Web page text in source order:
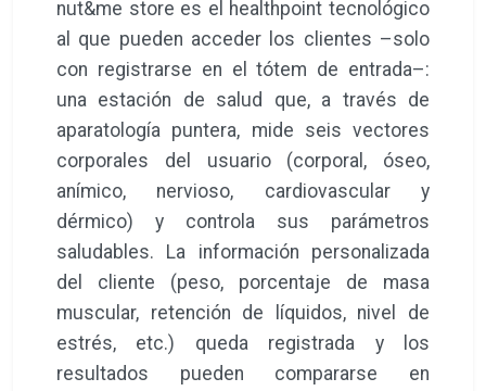
nut&me store es el healthpoint tecnológico
al que pueden acceder los clientes –solo
con registrarse en el tótem de entrada–:
una estación de salud que, a través de
aparatología puntera, mide seis vectores
corporales del usuario (corporal, óseo,
anímico, nervioso, cardiovascular y
dérmico) y controla sus parámetros
saludables. La información personalizada
del cliente (peso, porcentaje de masa
muscular, retención de líquidos, nivel de
estrés, etc.) queda registrada y los
resultados pueden compararse en